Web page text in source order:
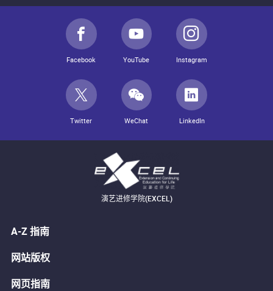
Facebook YouTube Instagram
Twitter WeChat LinkedIn
演艺进修学院(EXCEL)
A-Z 指南
网站版权
网页指南